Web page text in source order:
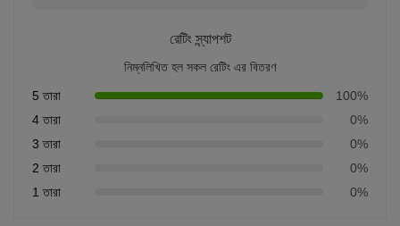
রেটিং স্ন্যাপশট
নিম্নলিখিত হল সকল রেটিং এর বিতরণ
5 তারা
100%
4 তারা
0%
3 তারা
0%
2 তারা
0%
1 তারা
0%